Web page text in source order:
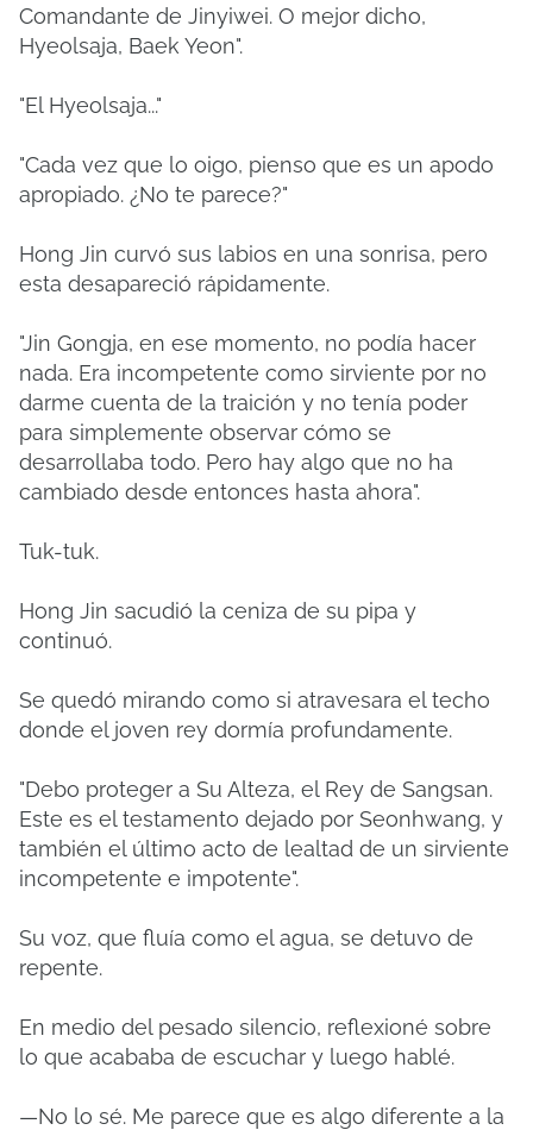
Comandante de Jinyiwei. O mejor dicho,
Hyeolsaja, Baek Yeon".
"El Hyeolsaja..."
"Cada vez que lo oigo, pienso que es un apodo
apropiado. ¿No te parece?"
Hong Jin curvó sus labios en una sonrisa, pero
esta desapareció rápidamente.
"Jin Gongja, en ese momento, no podía hacer
nada. Era incompetente como sirviente por no
darme cuenta de la traición y no tenía poder
para simplemente observar cómo se
desarrollaba todo. Pero hay algo que no ha
cambiado desde entonces hasta ahora".
Tuk-tuk.
Hong Jin sacudió la ceniza de su pipa y
continuó.
Se quedó mirando como si atravesara el techo
donde el joven rey dormía profundamente.
"Debo proteger a Su Alteza, el Rey de Sangsan.
Este es el testamento dejado por Seonhwang, y
también el último acto de lealtad de un sirviente
incompetente e impotente".
Su voz, que fluía como el agua, se detuvo de
repente.
En medio del pesado silencio, reflexioné sobre
lo que acababa de escuchar y luego hablé.
—No lo sé. Me parece que es algo diferente a la